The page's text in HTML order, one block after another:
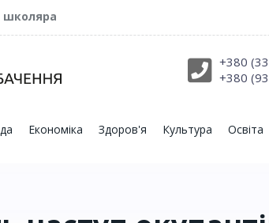
школяра
+380
+380
Економіка Здоров'я Культура Освіта